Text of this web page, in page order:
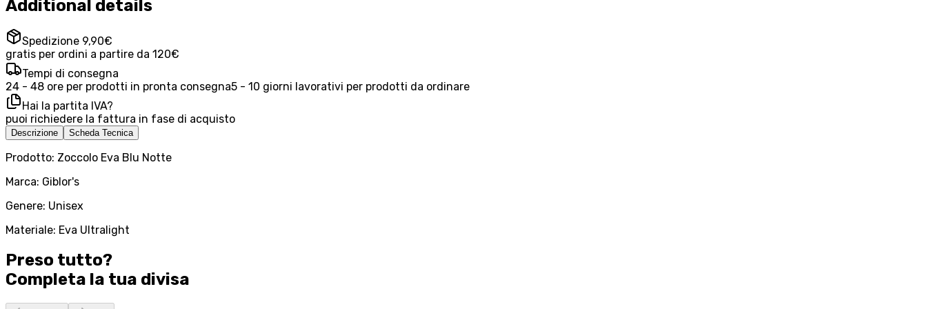
Additional details
Spedizione 9,90€
gratis per ordini a partire da 120€
Tempi di consegna
24 - 48 ore per prodotti in pronta consegna5 - 10 giorni lavorativi per prodotti da ordinare
Hai la partita IVA?
puoi richiedere la fattura in fase di acquisto
Descrizione Scheda Tecnica
Prodotto: Zoccolo Eva Blu Notte
Marca: Giblor's
Genere: Unisex
Materiale: Eva Ultralight
Preso tutto?
Completa la tua divisa